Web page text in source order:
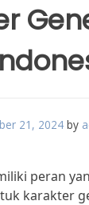
21, 2024 by
peran
karakter